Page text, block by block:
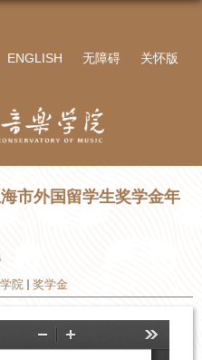
ENGLISH 无障碍 关怀版
市外国留学生奖学金年
院 奖学金